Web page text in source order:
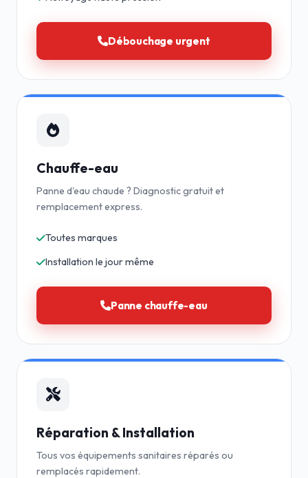
Débouchage urgent
Chauffe-eau
Panne d'eau chaude ? Diagnostic gratuit et
remplacement express.
Toutes marques
Installation le jour même
Panne chauffe-eau
Réparation & Installation
Tous vos équipements sanitaires réparés ou
remplacés rapidement.